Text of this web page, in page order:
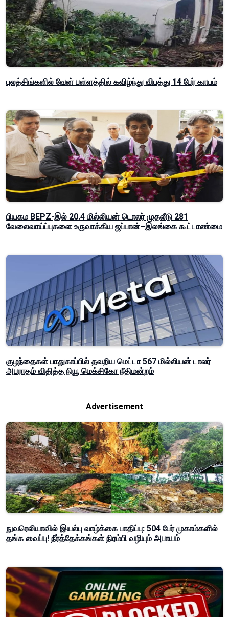
புலத்சிங்களில் வேன் பள்ளத்தில் கவிழ்ந்து விபத்து 14 பேர் காயம்
பியகம BEPZ-இல் 20.4 மில்லியன் டொலர் முதலீடு 281
வேலைவாய்ப்புகளை உருவாக்கிய ஜப்பான்–இலங்கை கூட்டாண்மை
குழந்தைகள் பாதுகாப்பில் தவறிய மெட்டா 567 மில்லியன் டாலர்
அபராதம் விதித்த நியூ மெக்சிகோ நீதிமன்றம்
Advertisement
நுவரெலியாவில் இயல்பு வாழ்க்கை பாதிப்பு: 504 பேர் முகாம்களில்
தங்க வைப்பு! நீர்த்தேக்கங்கள் நிரம்பி வழியும் அபாயம்